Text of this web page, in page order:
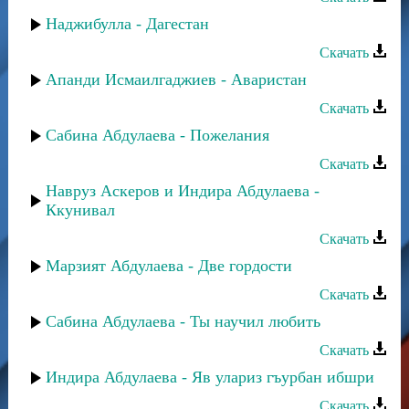
Наджибулла - Дагестан
Скачать
Апанди Исмаилгаджиев - Аваристан
Скачать
Сабина Абдулаева - Пожелания
Скачать
Навруз Аскеров и Индира Абдулаева -
Ккунивал
Скачать
Марзият Абдулаева - Две гордости
Скачать
Сабина Абдулаева - Ты научил любить
Скачать
Индира Абдулаева - Яв улариз гъурбан ибшри
Скачать